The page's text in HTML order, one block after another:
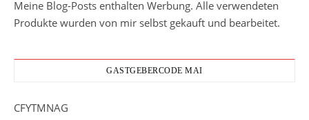
Meine Blog-Posts enthalten Werbung. Alle verwendeten
Produkte wurden von mir selbst gekauft und bearbeitet.
GASTGEBERCODE MAI
CFYTMNAG